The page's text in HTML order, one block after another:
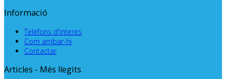
Informació
Telefons d'interes
Com arribar-hi
Contactar
Articles - Més llegits